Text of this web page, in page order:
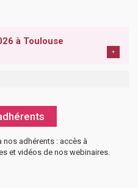
à Toulouse
+
adhérents : accès à
et vidéos de nos webinaires.